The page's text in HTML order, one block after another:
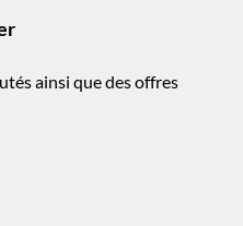
ainsi que des offres